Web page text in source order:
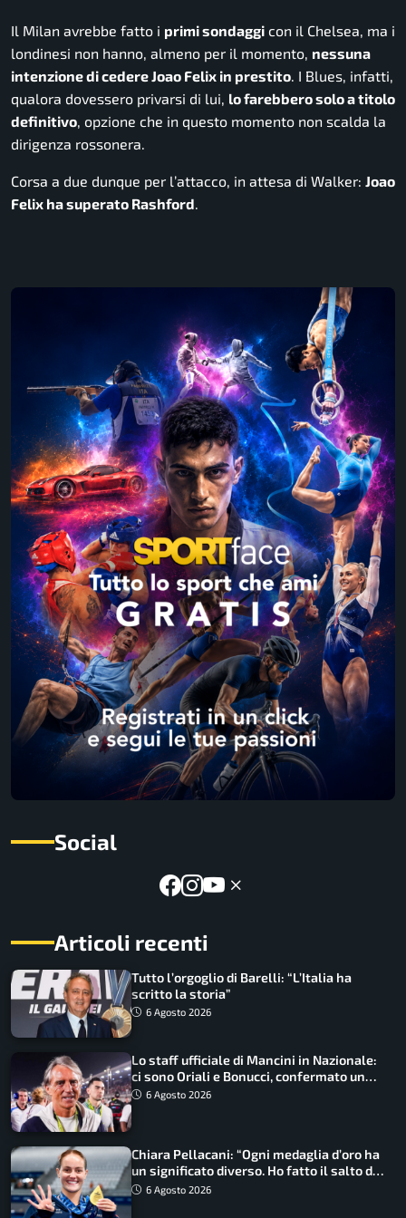
Il Milan avrebbe fatto i primi sondaggi con il Chelsea, ma i
londinesi non hanno, almeno per il momento, nessuna
intenzione di cedere Joao Felix in prestito. I Blues, infatti,
qualora dovessero privarsi di lui, lo farebbero solo a titolo
definitivo, opzione che in questo momento non scalda la
dirigenza rossonera.
Corsa a due dunque per l’attacco, in attesa di Walker: Joao
Felix ha superato Rashford.
Social
Articoli recenti
Tutto l’orgoglio di Barelli: “L’Italia ha
scritto la storia”
6 Agosto 2026
Lo staff ufficiale di Mancini in Nazionale:
ci sono Oriali e Bonucci, confermato un
ritorno
6 Agosto 2026
Chiara Pellacani: “Ogni medaglia d’oro ha
un significato diverso. Ho fatto il salto di
qualità”
6 Agosto 2026